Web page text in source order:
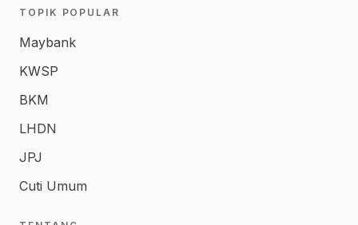
TOPIK POPULAR
Maybank
KWSP
BKM
LHDN
JPJ
Cuti Umum